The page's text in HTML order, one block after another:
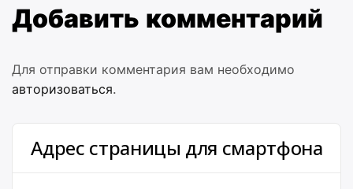
Добавить комментарий
Для отправки комментария вам необходимо
авторизоваться.
Адрес страницы для смартфона